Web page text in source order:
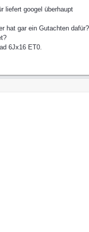
liefert googel überhaupt
hat gar ein Gutachten dafür?
6Jx16 ET0.